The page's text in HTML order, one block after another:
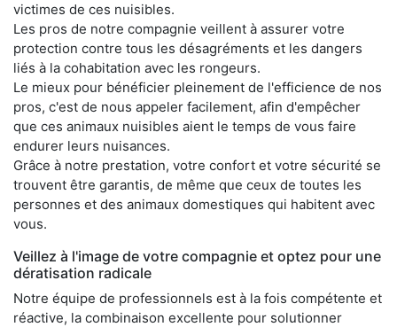
victimes de ces nuisibles.
Les pros de notre compagnie veillent à assurer votre
protection contre tous les désagréments et les dangers
liés à la cohabitation avec les rongeurs.
Le mieux pour bénéficier pleinement de l'efficience de nos
pros, c'est de nous appeler facilement, afin d'empêcher
que ces animaux nuisibles aient le temps de vous faire
endurer leurs nuisances.
Grâce à notre prestation, votre confort et votre sécurité se
trouvent être garantis, de même que ceux de toutes les
personnes et des animaux domestiques qui habitent avec
vous.
Veillez à l'image de votre compagnie et optez pour une
dératisation radicale
Notre équipe de professionnels est à la fois compétente et
réactive, la combinaison excellente pour solutionner